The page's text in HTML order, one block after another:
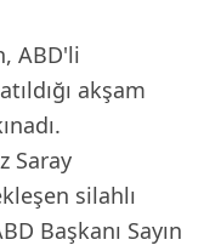
ABD'li
akşam
Saray
silahlı
Başkanı Sayın